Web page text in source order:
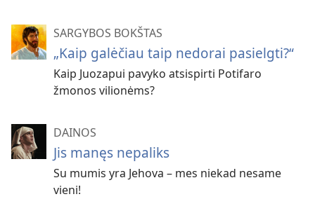
SARGYBOS BOKŠTAS
„Kaip galėčiau taip nedorai pasielgti?“
Kaip Juozapui pavyko atsispirti Potifaro
žmonos vilionėms?
DAINOS
Jis manęs nepaliks
Su mumis yra Jehova – mes niekad nesame
vieni!